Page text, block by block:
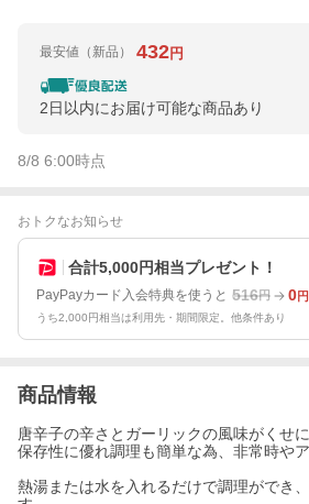
最安値 （新品） 432円
2日以内にお届け可能な商品あり
8/8 6:00時点
おトクなお知らせ
合計5,000円相当プレゼント！
PayPayカード入会特典を使うと 516円 0円
うち2,000円相当は利用先・期間限定。他条件あり
商品情報
唐辛子の辛さとガーリックの風味がくせ
保存性に優れ調理も簡単な為、非常時や
熱湯または水を入れるだけで調理ができ